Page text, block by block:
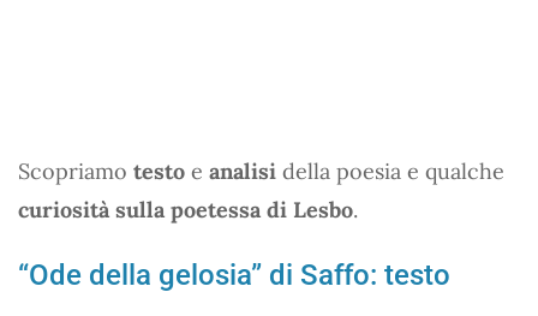
Scopriamo testo e analisi della poesia e qualche
curiosità sulla poetessa di Lesbo.
“Ode della gelosia” di Saffo: testo